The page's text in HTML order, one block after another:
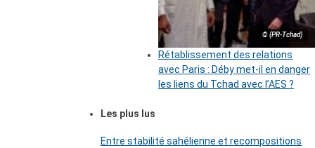
© (PR-Tchad)
Rétablissement des relations
avec Paris : Déby met-il en danger
les liens du Tchad avec l’AES ?
Les plus lus
Entre stabilité sahélienne et recompositions